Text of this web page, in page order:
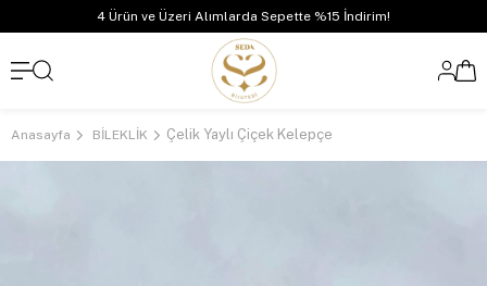
4 Ürün ve Üzeri Alımlarda Sepette %15 İndirim!
Anasayfa BİLEKLİK Çelik Yaylı Çiçek Kelepçe